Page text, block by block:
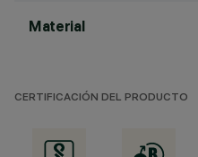
Material
CERTIFICACIÓN DEL PRODUCTO